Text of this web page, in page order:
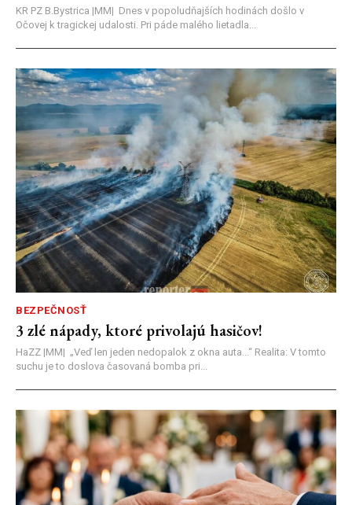
KR PZ B.Bystrica |MM| Dnes v popoludňajších hodinách došlo v
Očovej k tragickej udalosti. Pri páde malého lietadla...
BEZPEČNOSŤ
3 zlé nápady, ktoré privolajú hasičov!
HaZZ |MM| ​„Veď len jeden nedopalok z okna auta...“ ​Realita: V tomto
suchu je to doslova časovaná bomba pri...